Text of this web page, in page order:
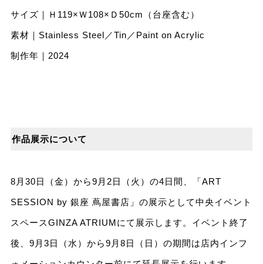
サイズ｜Ｈ119×Ｗ108×Ｄ50cm（台座含む）
素材｜Stainless Steel／Tin／Paint on Acrylic
制作年｜2024
作品展示について
8月30日（金）から9月2日（火）の4日間、「ART
SESSION by 銀座 蔦屋書店」の展示として中央イベント
スペースGINZA ATRIUMにて展示します。イベント終了
後、9月3日（水）から9月8日（日）の期間は店内インフ